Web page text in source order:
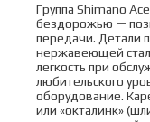
Группа Shimano
бездорожью —
передачи. Детали
нержавеющей
легкость при
любительского
оборудование.
или «окталинк»